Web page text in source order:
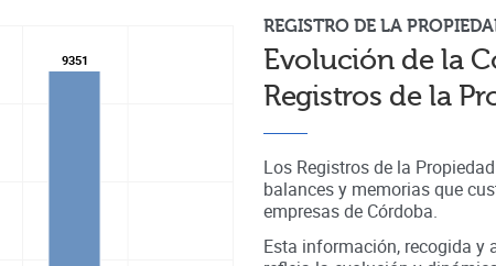
REGISTRO DE LA
Evolución de la
Registros de la
Los Registros de la
balances y memorias que
empresas de Córdoba.
Esta información, recogida y
9351
9351